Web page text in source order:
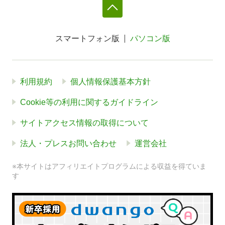
スマートフォン版 パソコン版
利用規約 個人情報保護基本方針
Cookie等の利用に関するガイドライン
サイトアクセス情報の取得について
法人・プレスお問い合わせ 運営会社
※本サイトはアフィリエイトプログラムによる収益を得ていま
す